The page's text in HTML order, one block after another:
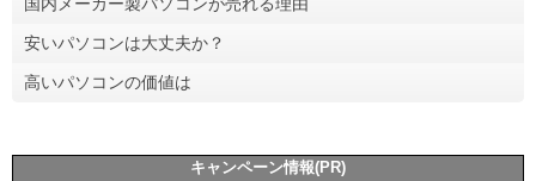
安いパソコンは大丈夫か？
高いパソコンの価値は
キャンペーン情報(PR)